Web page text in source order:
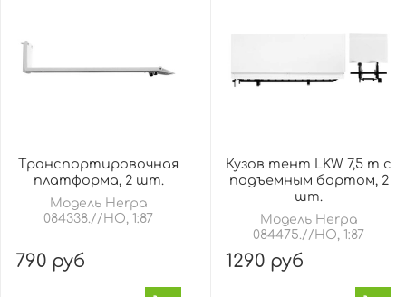
Транспортировочная
платформа, 2 шт.
Модель Herpa
084338.//HO, 1:87
790 руб
Кузов тент LKW 7,5 т с
подъемным бортом, 2
шт.
Модель Herpa
084475.//HO, 1:87
1290 руб